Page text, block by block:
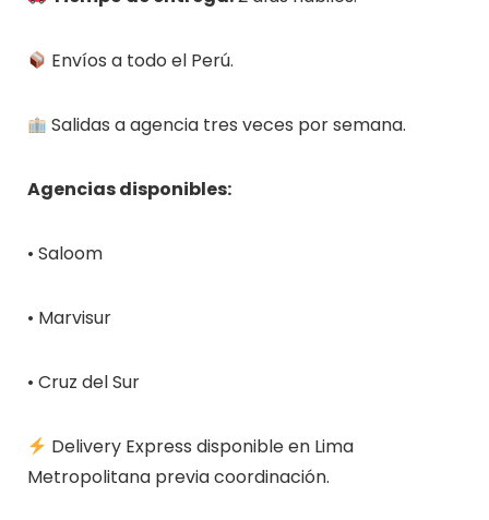
Envíos a todo el Perú.
Salidas a agencia tres veces por semana.
Agencias disponibles:
• Saloom
• Marvisur
• Cruz del Sur
Delivery Express disponible en Lima
Metropolitana previa coordinación.